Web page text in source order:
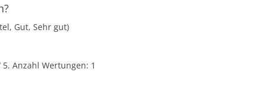
Gut, Sehr gut)
5. Anzahl Wertungen: 1